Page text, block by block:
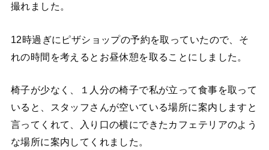
撮れました。
12時過ぎにピザショップの予約を取っていたので、そ
れの時間を考えるとお昼休憩を取ることにしました。
椅子が少なく、１人分の椅子で私が立って食事を取って
いると、スタッフさんが空いている場所に案内しますと
言ってくれて、入り口の横にできたカフェテリアのよう
な場所に案内してくれました。